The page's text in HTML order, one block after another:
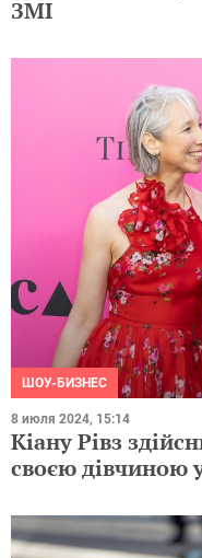
ЗМІ
ШОУ-БИЗНЕС
8 июля 2024, 15:14
Кіану Рівз
своєю дівчиною